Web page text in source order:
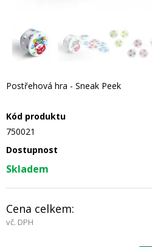
Postřehová hra - Sneak Peek
Kód produktu
750021
Dostupnost
Skladem
Cena celkem:
vč. DPH